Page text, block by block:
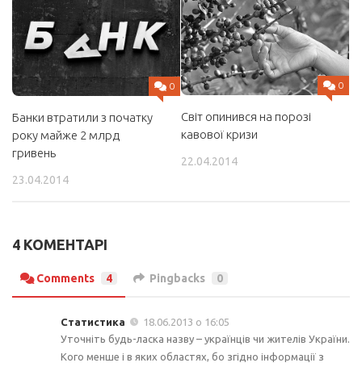
0
Банки втратили з початку
року майже 2 млрд
гривень
23.04.2014
0
Світ опинився на порозі
кавової кризи
22.04.2014
4 КОМЕНТАРІ
Comments 4 Pingbacks 0
Статистика
18.06.2013 о 16:05
Уточніть будь-ласка назву – українців чи жителів України.
Кого менше і в яких областях, бо згідно інформації з